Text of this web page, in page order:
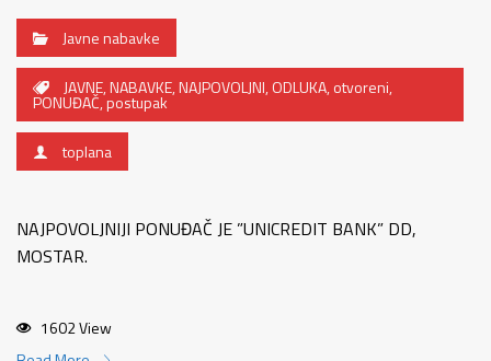
Javne nabavke
JAVNE,NABAVKE,NAJPOVOLJNI,ODLUKA,otvoreni,
PONUĐAČ,postupak
toplana
NAJPOVOLJNIJI PONUĐAČ JE ”UNICREDIT BANK” DD,
MOSTAR.
1602 View